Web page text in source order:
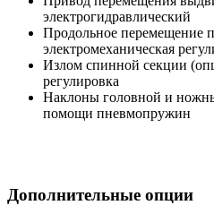
электрогидравлический
Продольное перемещение
электромеханическая
Излом спинной секции
регулировка
Наклоны головной и
помощи пневмопружин
Дополнительные опции